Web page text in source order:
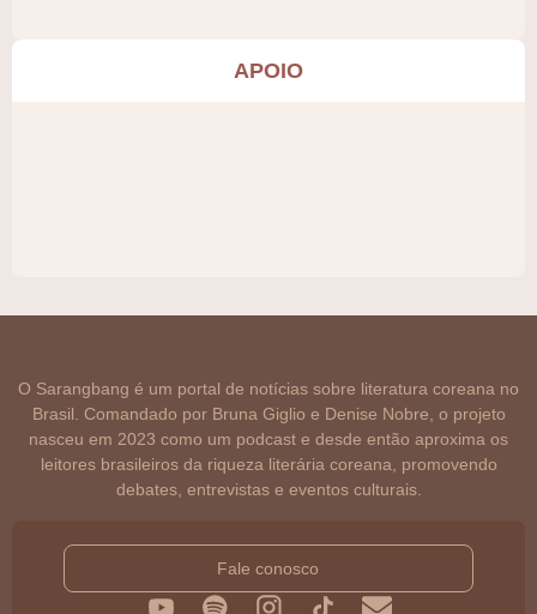
APOIO
O Sarangbang é um portal de notícias sobre literatura coreana no
Brasil. Comandado por Bruna Giglio e Denise Nobre, o projeto
nasceu em 2023 como um podcast e desde então aproxima os
leitores brasileiros da riqueza literária coreana, promovendo
debates, entrevistas e eventos culturais.
Fale conosco